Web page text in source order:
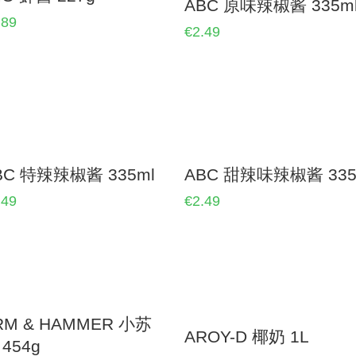
ABC 原味辣椒酱
€2.49
特辣辣椒酱 335ml ABC 甜辣味辣椒酱
€2.49
& HAMMER 小苏
AROY-D 椰奶 1L